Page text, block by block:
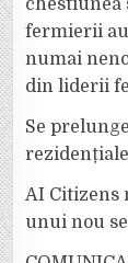
fermierii au
numai
din liderii
Se
AI Citizens
unui nou